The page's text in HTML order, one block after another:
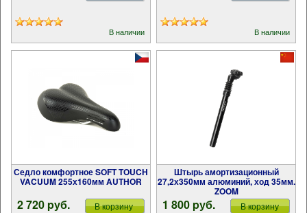
В наличии В наличии
Седло комфортное SOFT TOUCH
VACUUM 255х160мм AUTHOR
2 720 pуб. В корзину
Штырь амортизационный
27,2х350мм алюминий, ход 35мм.
ZOOM
1 800 pуб. В корзину